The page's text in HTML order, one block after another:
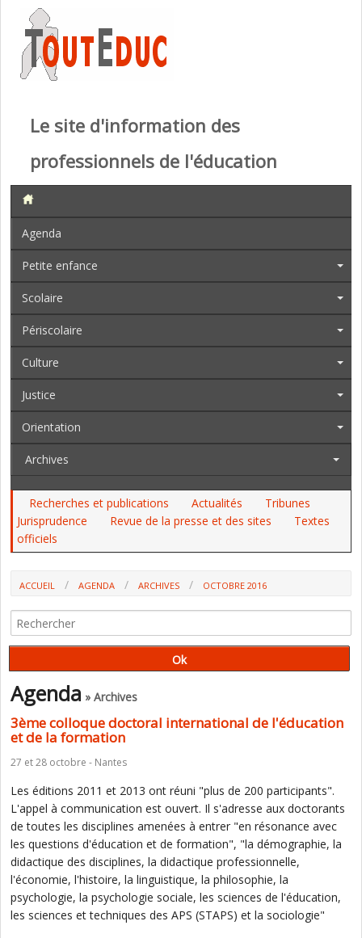
Le site d'information des
professionnels de l'éducation
Agenda
Petite enfance
Scolaire
Périscolaire
Culture
Justice
Orientation
Archives
Recherches et publications Actualités
Tribunes
Jurisprudence
Revue de la presse et des sites
Textes
officiels
ACCUEIL AGENDA ARCHIVES OCTOBRE 2016
Agenda » Archives
3ème colloque doctoral international de l'éducation
et de la formation
27 et 28 octobre - Nantes
Les éditions 2011 et 2013 ont réuni "plus de 200 participants".
L'appel à communication est ouvert. Il s'adresse aux doctorants
de toutes les disciplines amenées à entrer "en résonance avec
les questions d'éducation et de formation", "la démographie, la
didactique des disciplines, la didactique professionnelle,
l'économie, l'histoire, la linguistique, la philosophie, la
psychologie, la psychologie sociale, les sciences de l'éducation,
les sciences et techniques des APS (STAPS) et la sociologie"